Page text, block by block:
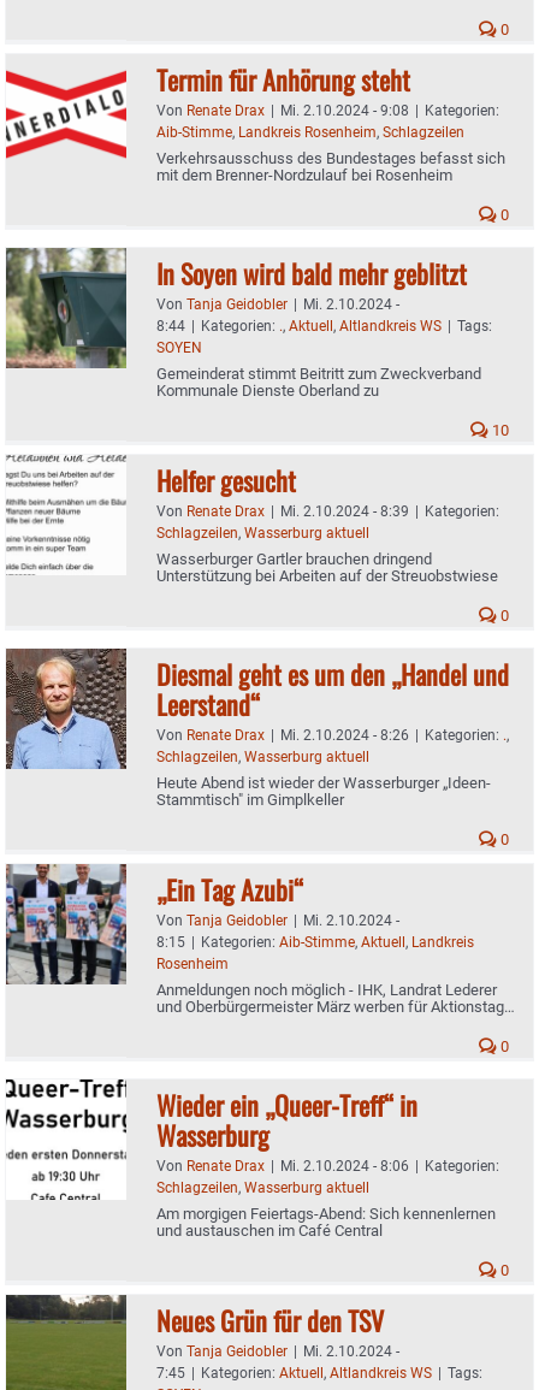
0
Termin für Anhörung steht
Von Renate Drax | Mi. 2.10.2024 - 9:08 | Kategorien:
Aib-Stimme, Landkreis Rosenheim, Schlagzeilen
Verkehrsausschuss des Bundestages befasst sich
mit dem Brenner-Nordzulauf bei Rosenheim
0
In Soyen wird bald mehr geblitzt
Von Tanja Geidobler | Mi. 2.10.2024 -
8:44 | Kategorien: ., Aktuell, Altlandkreis WS | Tags:
SOYEN
Gemeinderat stimmt Beitritt zum Zweckverband
Kommunale Dienste Oberland zu
10
Helfer gesucht
Von Renate Drax | Mi. 2.10.2024 - 8:39 | Kategorien:
Schlagzeilen, Wasserburg aktuell
Wasserburger Gartler brauchen dringend
Unterstützung bei Arbeiten auf der Streuobstwiese
0
Diesmal geht es um den „Handel und
Leerstand“
Von Renate Drax | Mi. 2.10.2024 - 8:26 | Kategorien: .,
Schlagzeilen, Wasserburg aktuell
Heute Abend ist wieder der Wasserburger „Ideen-
Stammtisch" im Gimplkeller
0
„Ein Tag Azubi“
Von Tanja Geidobler | Mi. 2.10.2024 -
8:15 | Kategorien: Aib-Stimme, Aktuell, Landkreis
Rosenheim
Anmeldungen noch möglich - IHK, Landrat Lederer
und Oberbürgermeister März werben für Aktionstag
0
Wieder ein „Queer-Treff“ in
Wasserburg
Von Renate Drax | Mi. 2.10.2024 - 8:06 | Kategorien:
Schlagzeilen, Wasserburg aktuell
Am morgigen Feiertags-Abend: Sich kennenlernen
und austauschen im Café Central
0
Neues Grün für den TSV
Von Tanja Geidobler | Mi. 2.10.2024 -
7:45 | Kategorien: Aktuell, Altlandkreis WS | Tags: